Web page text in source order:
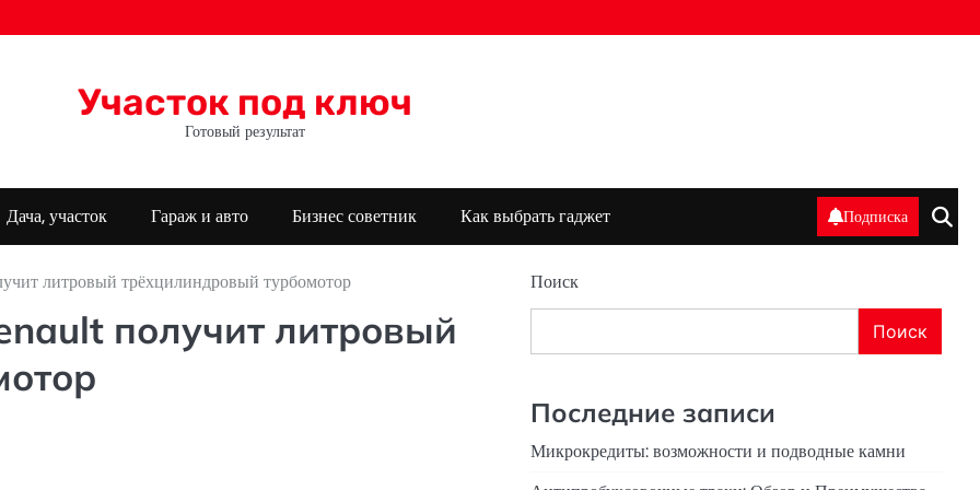
Участок под ключ
Готовый результат
Дача, участок Гараж и авто Бизнес советник Как выбрать гаджет Подписка
литровый трёхцилиндровый турбомотор
получит литровый
Поиск
Поиск
Последние записи
Микрокредиты: возможности и подводные камни